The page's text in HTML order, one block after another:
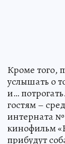
Кроме того,
услышать о
и…
гостям –
интерната
кинофильм
прибудут